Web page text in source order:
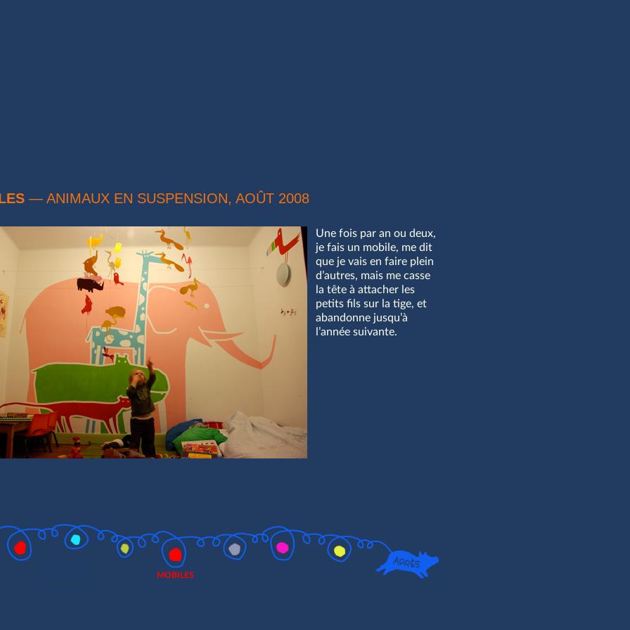
— ANIMAUX EN SUSPENSION, AOÛT 2008
Une fois par an ou deux,
je fais un mobile, me dit
que je vais en faire plein
d’autres, mais me casse
la tête à attacher les
petits fils sur la tige, et
abandonne jusqu’à
l’année suivante.
MOBILES